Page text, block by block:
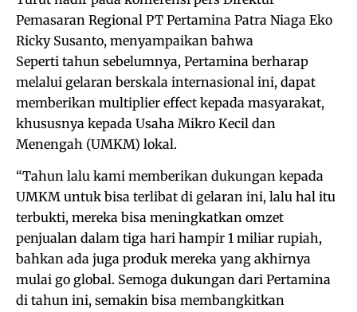
Pemasaran Regional PT Pertamina Patra Niaga Eko
Ricky Susanto, menyampaikan bahwa
Seperti tahun sebelumnya, Pertamina berharap
melalui gelaran berskala internasional ini, dapat
memberikan multiplier effect kepada masyarakat,
khususnya kepada Usaha Mikro Kecil dan
Menengah (UMKM) lokal.
“Tahun lalu kami memberikan dukungan kepada
UMKM untuk bisa terlibat di gelaran ini, lalu hal itu
terbukti, mereka bisa meningkatkan omzet
penjualan dalam tiga hari hampir 1 miliar rupiah,
bahkan ada juga produk mereka yang akhirnya
mulai go global. Semoga dukungan dari Pertamina
di tahun ini, semakin bisa membangkitkan